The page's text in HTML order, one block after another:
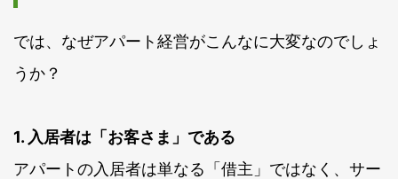
では、なぜアパート経営がこんなに大変なのでしょ
うか？
1. 入居者は「お客さま」である
アパートの入居者は単なる「借主」ではなく、サー